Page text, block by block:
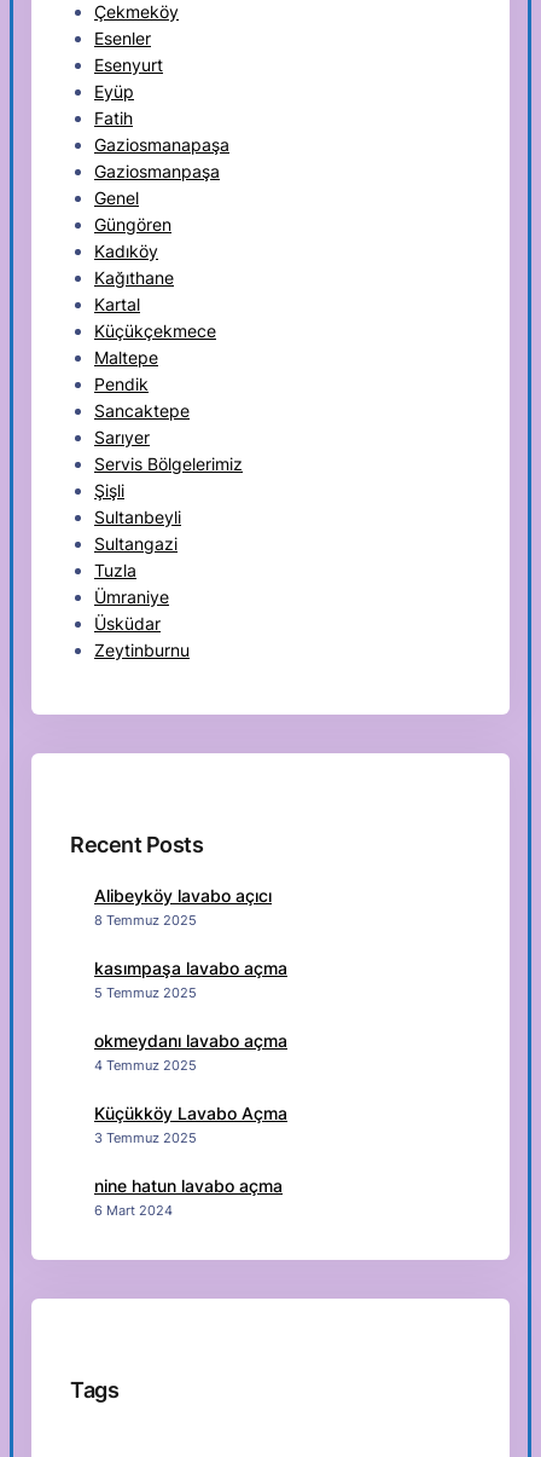
Çekmeköy
Esenler
Esenyurt
Eyüp
Fatih
Gaziosmanapaşa
Gaziosmanpaşa
Genel
Güngören
Kadıköy
Kağıthane
Kartal
Küçükçekmece
Maltepe
Pendik
Sancaktepe
Sarıyer
Servis Bölgelerimiz
Şişli
Sultanbeyli
Sultangazi
Tuzla
Ümraniye
Üsküdar
Zeytinburnu
Recent Posts
Alibeyköy lavabo açıcı
8 Temmuz 2025
kasımpaşa lavabo açma
5 Temmuz 2025
okmeydanı lavabo açma
4 Temmuz 2025
Küçükköy Lavabo Açma
3 Temmuz 2025
nine hatun lavabo açma
6 Mart 2024
Tags